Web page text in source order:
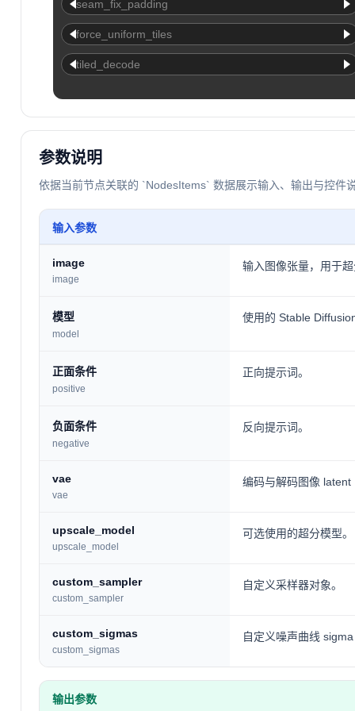
seam_fix_padding
force_uniform_tiles
tiled_decode
参数说明
依据当前节点关联的 `NodesItems` 数据展示输入、输出与控件
输入参数
image
image
输入图像张量，用于
模型
model
使用的 Stable
正面条件
positive
正向提示词。
负面条件
negative
反向提示词。
vae
vae
编码与解码图像 latent
upscale_model
upscale_model
可选使用的超分模型。
custom_sampler
custom_sampler
自定义采样器对象。
custom_sigmas
custom_sigmas
自定义噪声曲线
输出参数